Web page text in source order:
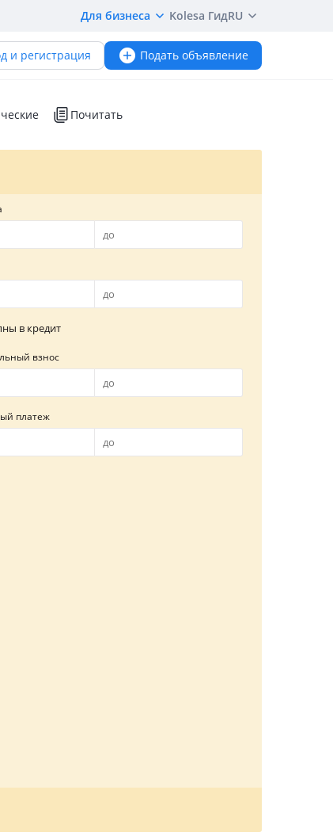
Для бизнеса Kolesa ГидRU
и регистрация Подать объявление
Почитать
в кредит
взнос
платеж